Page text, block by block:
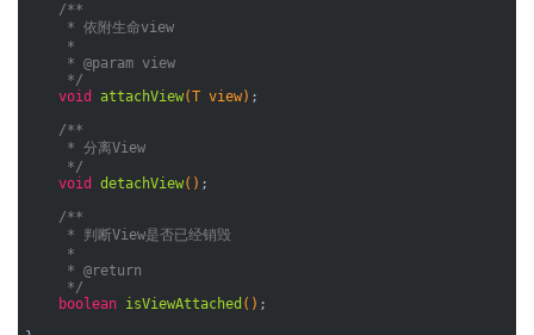
/**
     * 依附生命view
     *
     *
@param view
     */
void
attachView(T view) ;
/**
     * 分离View
     */
void
detachView() ;
/**
     * 判断View是否已经销毁
     *
     *
@return
     */
boolean isViewAttached () ;